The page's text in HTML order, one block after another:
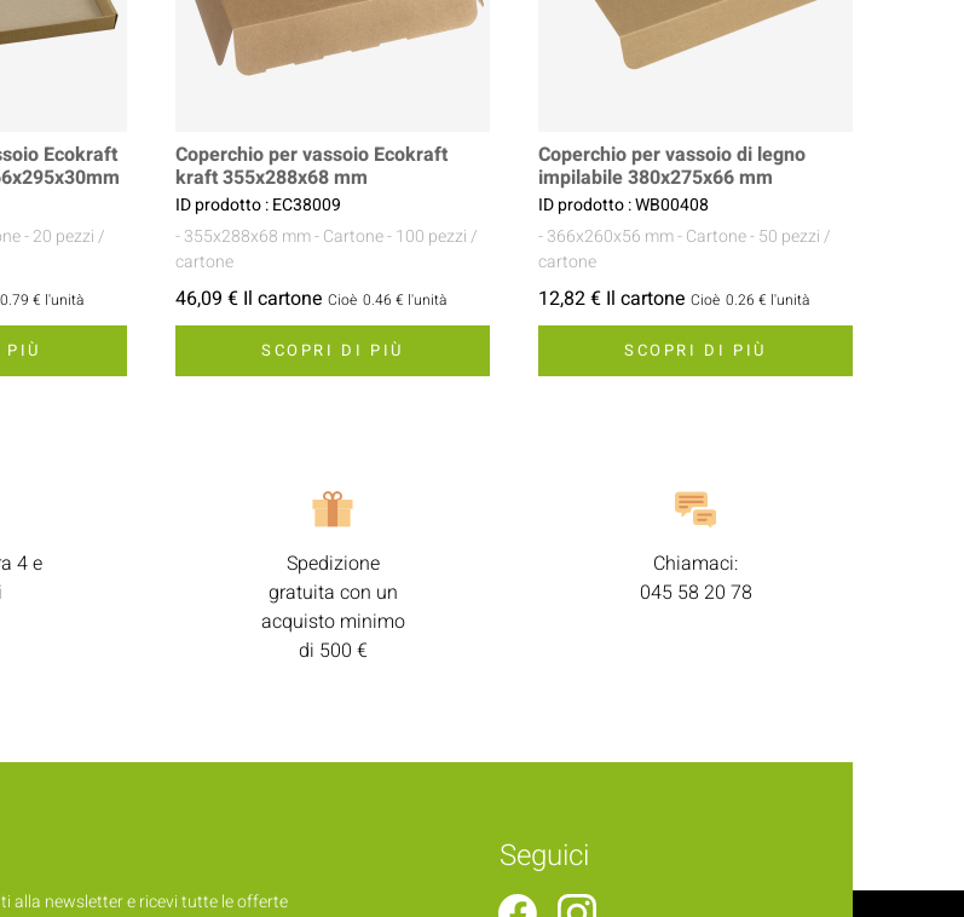
Ecokraft
- 20 pezzi /
0.79 € l'unità
PIÙ
Coperchio per vassoio Ecokraft
kraft 355x288x68 mm
ID prodotto : EC38009
- 355x288x68 mm- Cartone- 100 pezzi /
cartone
46,09 € Il cartone Cioè 0.46 € l'unità
SCOPRI DI PIÙ
Coperchio per vassoio di legno
impilabile 380x275x66 mm
ID prodotto : WB00408
- 366x260x56 mm- Cartone- 50 pezzi /
cartone
12,82 € Il cartone Cioè 0.26 € l'unità
SCOPRI DI PIÙ
4 e
Spedizione
gratuita con un
acquisto minimo
di 500 €
Chiamaci:
045 58 20 78
alla newsletter e ricevi tutte le offerte
Seguici